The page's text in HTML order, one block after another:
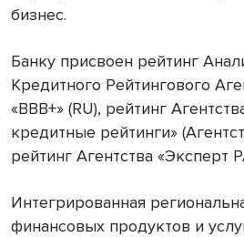
бизнес.
Банку присвоен рейтинг
Кредитного Рейтингового
«ВВВ+» (RU), рейтинг
кредитные рейтинги»
рейтинг Агентства «Эксперт
Интегрированная
финансовых продуктов и